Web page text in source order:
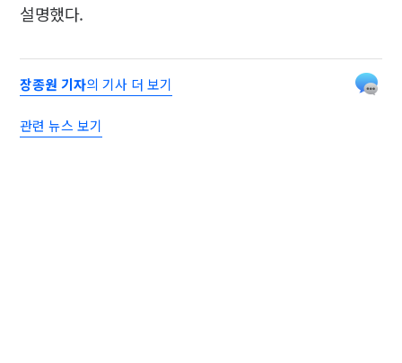
설명했다.
장종원 기자의 기사 더 보기
관련 뉴스 보기